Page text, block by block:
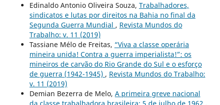
Edinaldo Antonio Oliveira Souza, Trabalhadores,
sindicatos e lutas por direitos na Bahia no final da
Segunda Guerra Mundial , Revista Mundos do
Trabalho: v. 11 (2019)
Tassiane Mélo de Freitas, “Viva a classe operária
mineira unida! Contra a guerra imperialista!”: os
mineiros de carvão do Rio Grande do Sul e o esforço
de guerra (1942-1945) , Revista Mundos do Trabalho:
v. 11 (2019)
Demian Bezerra de Melo, A primeira greve nacional